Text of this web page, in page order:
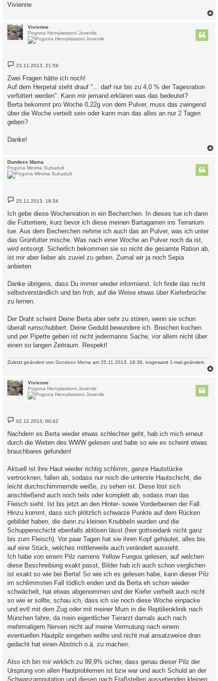
Vivienne
Vivienne
Pogona Henrylawsoni Juvenile
B
e
t
r
a
g
23.11.2013, 21:59
Zwei Fragen hätte ich noch!
Auf dem Herpetal steht drauf "... darf nur bis zu 4,0 % der Tagesration
verfüttert werden". Kann mir jemand erklären was das bedeutet?
Berta bekommt pro Woche 0,22g von dem Pulver, muss das zwingend
über die Woche verteilt sein oder kann man das alles an nur 2 Tagen
geben?
Danke!
Dundees Mama
Pogona Minima Subadult
B
e
t
r
g
25.11.2013, 18:34
Ich gebe diese Wochenration in ein Becherchen. In dieses tue ich dann
die Futtertiere, kurz bevor ich diese meinen Bartagamen ins Terrarium
tue. Aus dem Becherchen nehme ich auch das an Pulver, was ich unter
das Grünfutter mische. Was nach einer Woche an Pulver noch da ist,
wird entsorgt. Sicherlich bekommen sie so nicht die gesamte Ration ab,
ist mir aber lieber als zuviel zu geben. Zumal wir ja noch Sepia
anbieten.
Danke übrigens, dass Du immer wieder informierst. Ich finde das nicht
selbstverständlich und bin froh, auf die Weise etwas über Kieferbrüche
zu lernen.
Der Draht scheint Deine Berta aber sehr zu stören, wenn sie schon
überall rumschubbert. Deine Geduld bewundere ich. Breichen kochen
und per Pipette geben ist nicht jedermanns Sache, vor allem nicht über
einen so langen Zeitraum. Respekt!
Zuletzt geändert von Dundees Mama am 25.11.2013, 18:36, insgesamt 1-mal geändert.
Vivienne
Pogona Henrylawsoni Juvenile
B
e
t
r
g
02.12.2013, 00:42
Nachdem es Berta wieder etwas schlechter geht, hab ich mich erneut
durch die Weiten des WWW gelesen und habe so wie es scheint etwas
brauchbares gefunden!
Aktuell ist ihre Haut wieder richtig schlimm, ganze Hautstücke
vertrocknen, fallen ab, sodass nur noch die unterste Hautschicht, die
leicht durchschimmernde weiße, zu sehen ist. Diese löst sich
anschließend auch noch teils oder komplett ab, sodass man das
Fleisch sieht. Ist bis jetzt an den Hinter- sowie Vorderbeinen der Fall.
Hinzu kommt, dass sich plötzlich schwarze Punkte auf dem Rücken
gebildet haben, die dann zu kleinen Knubbeln wurden und die
Schuppenschicht ebenfalls ablösen lässt (hier gottseidank nicht ganz
bis zum Fleisch). Vor paar Tagen hat sie ihren Kopf gehäutet, alles bis
auf eine Stück, welches mittlerweile auch verändert aussieht.
Ich habe von einem Pilz namens Yellow Fungus gelesen, auf welchen
diese Beschreibung exakt passt, Bilder hab ich auch schon verglichen
ist exakt so wie bei Berta! So wie ich es gelesen habe, kann dieser Pilz
im schlimmsten Fall tödlich enden und da Berta eh schon wieder
schwächelt, hat etwas abgenommen und der Kiefer verheilt auch nicht
so wie er sollte, schau ich, dass ich sie noch diese Woche einpacke
und evtl mit dem Zug oder mit meiner Mum in die Reptilienklinik nach
München fahre, da mein eigentlicher Tierarzt damals auch nach
mehrmaligem Nerven nicht auf meine Vermutung nach einem
eventuellen Hautpilz eingehen wollte und nicht mal ansatzweise dran
gedacht hat einen Abstrich o.ä. zu machen.
Also ich bin mir wirklich zu 99,9% sicher, dass genau dieser Pilz der
Ursprung von allen Hautproblemen ist bzw war und auch Schuld an der
Schwanzamputation und diesen nach Fraßstellen aussehenden kleinen